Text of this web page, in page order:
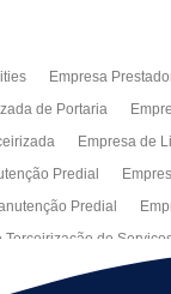
Empresa
de Portaria
Empresa de
Predial
Predial
Terceirização de
Predial Rj